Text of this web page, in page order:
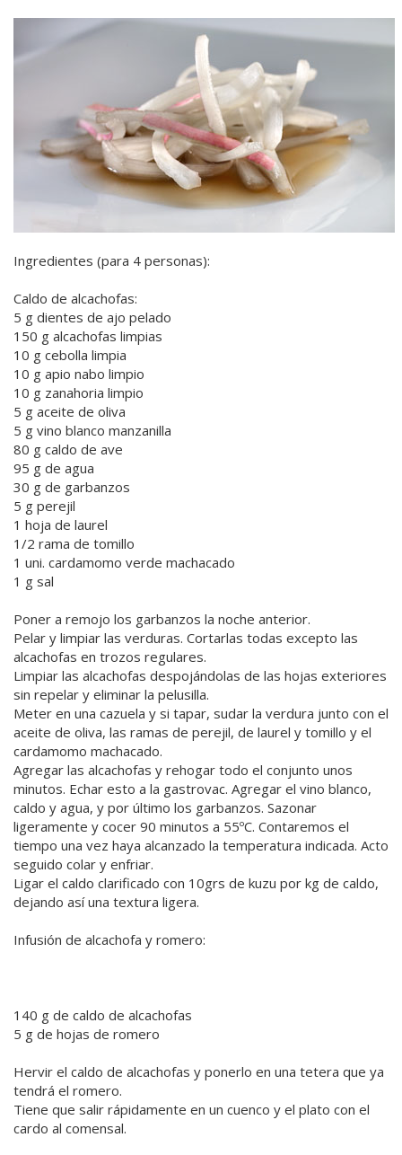
Ingredientes (para 4 personas):
Caldo de alcachofas:
5 g dientes de ajo pelado
150 g alcachofas limpias
10 g cebolla limpia
10 g apio nabo limpio
10 g zanahoria limpio
5 g aceite de oliva
5 g vino blanco manzanilla
80 g caldo de ave
95 g de agua
30 g de garbanzos
5 g perejil
1 hoja de laurel
1/2 rama de tomillo
1 uni. cardamomo verde machacado
1 g sal
Poner a remojo los garbanzos la noche anterior.
Pelar y limpiar las verduras. Cortarlas todas excepto las
alcachofas en trozos regulares.
Limpiar las alcachofas despojándolas de las hojas exteriores
sin repelar y eliminar la pelusilla.
Meter en una cazuela y si tapar, sudar la verdura junto con el
aceite de oliva, las ramas de perejil, de laurel y tomillo y el
cardamomo machacado.
Agregar las alcachofas y rehogar todo el conjunto unos
minutos. Echar esto a la gastrovac. Agregar el vino blanco,
caldo y agua, y por último los garbanzos. Sazonar
ligeramente y cocer 90 minutos a 55ºC. Contaremos el
tiempo una vez haya alcanzado la temperatura indicada. Acto
seguido colar y enfriar.
Ligar el caldo clarificado con 10grs de kuzu por kg de caldo,
dejando así una textura ligera.
Infusión de alcachofa y romero:
140 g de caldo de alcachofas
5 g de hojas de romero
Hervir el caldo de alcachofas y ponerlo en una tetera que ya
tendrá el romero.
Tiene que salir rápidamente en un cuenco y el plato con el
cardo al comensal.